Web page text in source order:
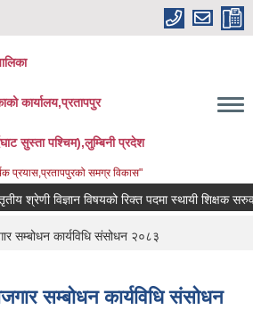
कार्यालय,प्रतापपुर
सुस्ता पश्चिम),लुम्बिनी प्रदेश
प्रयास,प्रतापपुरको समग्र विकास"
श्रेणी विज्ञान विषयको रिक्त पदमा स्थायी शिक्षक सरुवा
सम्बोधन कार्यविधि संसोधन २०८३
सम्बोधन कार्यविधि संसोधन